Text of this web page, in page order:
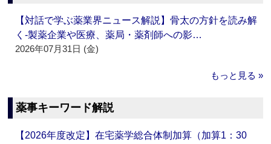
【対話で学ぶ薬業界ニュース解説】骨太の方針を読み解
く‐製薬企業や医療、薬局・薬剤師への影…
2026年07月31日 (金)
もっと見る »
薬事キーワード解説
【2026年度改定】在宅薬学総合体制加算（加算1：30